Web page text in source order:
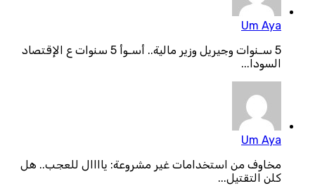
Um Aya
5 سـنوات وجيريل وزير مالية.. أسـوأ 5 سنوات ع الإقتصاد
السودا...
Um Aya
مخاوف من استخدامات غير مشروعة: ياااال للعجب.. هل
كلن التقتيل...